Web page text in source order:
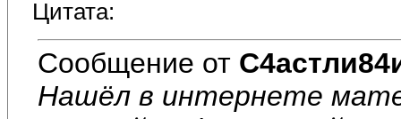
Цитата:
Сообщение от
Нашёл в интернете